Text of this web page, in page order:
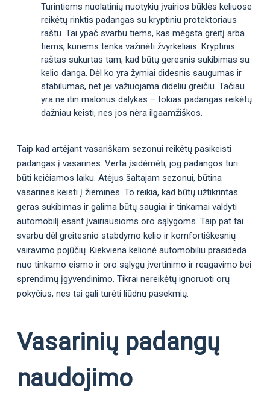
Turintiems nuolatinių nuotykių įvairios būklės keliuose
reikėtų rinktis padangas su kryptiniu protektoriaus
raštu. Tai ypač svarbu tiems, kas mėgsta greitį arba
tiems, kuriems tenka važinėti žvyrkeliais. Kryptinis
raštas sukurtas tam, kad būtų geresnis sukibimas su
kelio danga. Dėl ko yra žymiai didesnis saugumas ir
stabilumas, net jei važiuojama dideliu greičiu. Tačiau
yra ne itin malonus dalykas – tokias padangas reikėtų
dažniau keisti, nes jos nėra ilgaamžiškos.
Taip kad artėjant vasariškam sezonui reikėtų pasikeisti
padangas į vasarines. Verta įsidėmėti, jog padangos turi
būti keičiamos laiku. Atėjus šaltajam sezonui, būtina
vasarines keisti į žiemines. To reikia, kad būtų užtikrintas
geras sukibimas ir galima būtų saugiai ir tinkamai valdyti
automobilį esant įvairiausioms oro sąlygoms. Taip pat tai
svarbu dėl greitesnio stabdymo kelio ir komfortiškesnių
vairavimo pojūčių. Kiekviena kelionė automobiliu prasideda
nuo tinkamo eismo ir oro sąlygų įvertinimo ir reagavimo bei
sprendimų įgyvendinimo. Tikrai nereikėtų ignoruoti orų
pokyčius, nes tai gali turėti liūdnų pasekmių.
Vasarinių padangų
naudojimo